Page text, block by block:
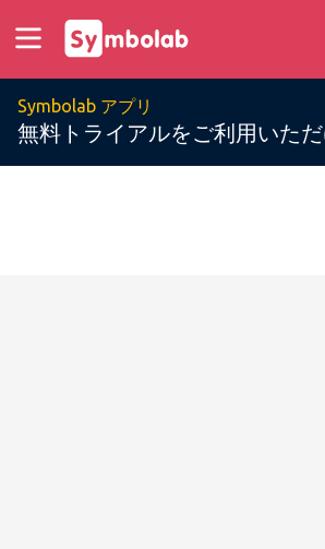
Symbolab アプリ
無料トライアルをご利用いた